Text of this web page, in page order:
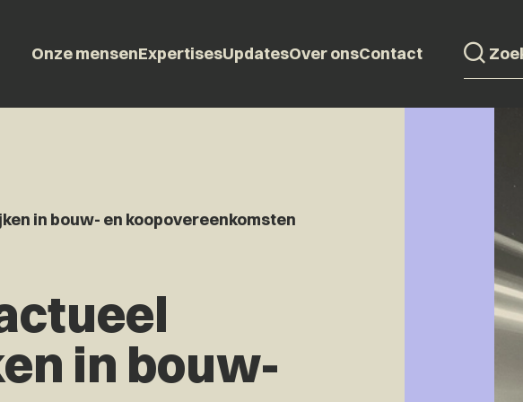
Onze mensenExpertisesUpdatesOver onsContact
in bouw- en koopovereenkomsten
in bouw-